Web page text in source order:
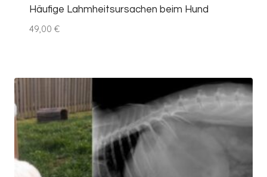
Häufige Lahmheitsursachen beim Hund
49,00 €